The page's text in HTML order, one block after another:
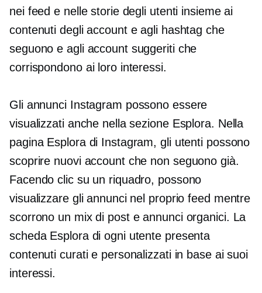
nei feed e nelle storie degli utenti insieme ai
contenuti degli account e agli hashtag che
seguono e agli account suggeriti che
corrispondono ai loro interessi.
Gli annunci Instagram possono essere
visualizzati anche nella sezione Esplora. Nella
pagina Esplora di Instagram, gli utenti possono
scoprire nuovi account che non seguono già.
Facendo clic su un riquadro, possono
visualizzare gli annunci nel proprio feed mentre
scorrono un mix di post e annunci organici. La
scheda Esplora di ogni utente presenta
contenuti curati e personalizzati in base ai suoi
interessi.